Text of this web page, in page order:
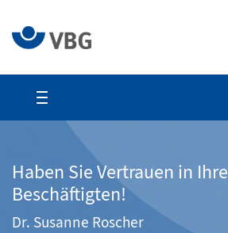
Haben Sie Vertrauen in Ihre
Beschäftigten!
Dr. Susanne Roscher